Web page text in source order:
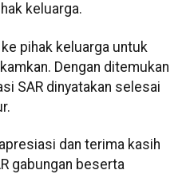
keluarga.
pihak keluarga untuk
Dengan ditemukan
SAR dinyatakan selesai
dan terima kasih
gabungan beserta